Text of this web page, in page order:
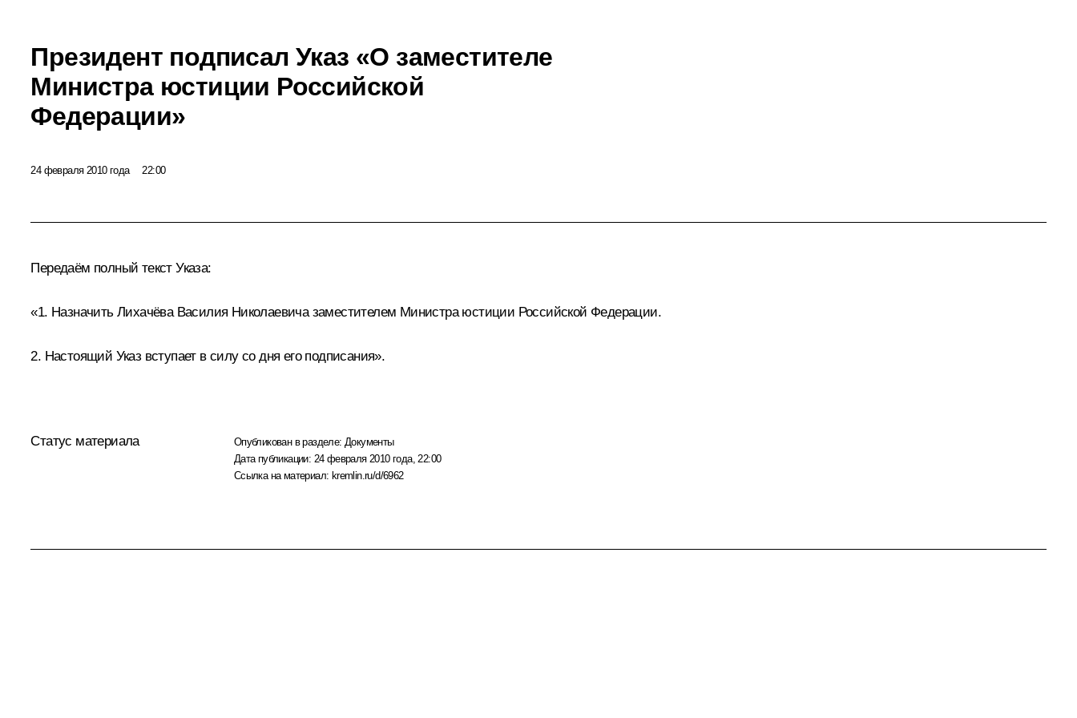
Президент подписал Указ «О заместителе
Министра юстиции Российской
Федерации»
24 февраля 2010 года 22:00
Передаём полный текст Указа:
«1. Назначить Лихачёва Василия Николаевича заместителем Министра юстиции Российской Федерации.
2. Настоящий Указ вступает в силу со дня его подписания».
Статус материала Опубликован в разделе:Документы
Дата публикации: 24 февраля 2010 года, 22:00
Ссылка на материал: kremlin.ru/d/6962